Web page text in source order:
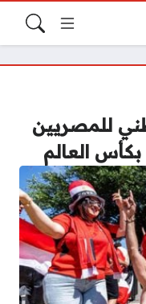
للمصريين
العالم